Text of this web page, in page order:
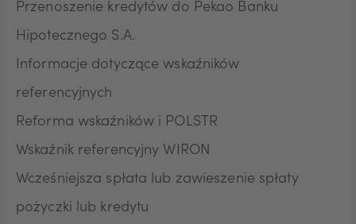
Przenoszenie kredytów do Pekao Banku
Hipotecznego S.A.
Informacje dotyczące wskaźników
referencyjnych
Reforma wskaźników i POLSTR
Wskaźnik referencyjny WIRON
Wcześniejsza spłata lub zawieszenie spłaty
pożyczki lub kredytu